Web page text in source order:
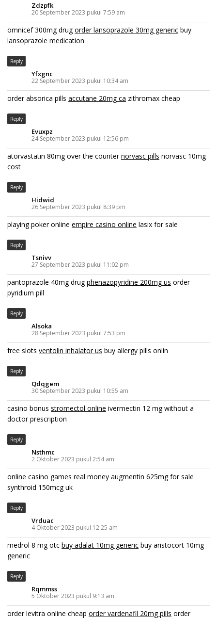
Zdzpfk
20 September 2023 pukul 7:59 am
omnicef 300mg drugorder lansoprazole 30mg generic buy
lansoprazole medication
Reply
Yfxgnc
22 September 2023 pukul 10:34 am
order absorica pills accutane 20mg ca zithromax cheap
Reply
Evuxpz
24 September 2023 pukul 12:56 pm
atorvastatin 80mg over the counternorvasc pills norvasc 10mg
cost
Reply
Hidwid
26 September 2023 pukul 8:39 pm
playing poker online empire casino online lasix for sale
Reply
Tsnivv
27 September 2023 pukul 11:02 pm
pantoprazole 40mg drugphenazopyridine 200mg us order
pyridium pill
Reply
Alsoka
28 September 2023 pukul 7:53 pm
free slots ventolin inhalator us buy allergy pills onlin
Reply
Qdqgem
30 September 2023 pukul 10:55 am
casino bonus stromectol online ivermectin 12 mg without a
doctor prescription
Reply
Nsthmc
2 Oktober 2023 pukul 2:54 am
online casino games real money augmentin 625mg for sale
synthroid 150mcg uk
Reply
Vrduac
4 Oktober 2023 pukul 12:25 am
medrol 8 mg otc buy adalat 10mg generic buy aristocort 10mg
generic
Reply
Rqmmss
5 Oktober 2023 pukul 9:13 am
order levitra online cheap order vardenafil 20mg pills order